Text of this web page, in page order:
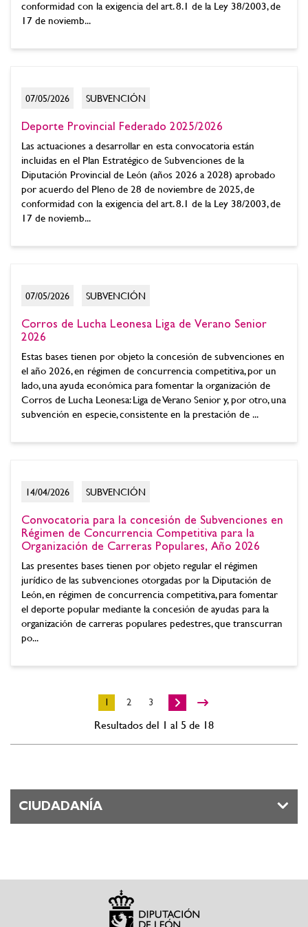
conformidad con la exigencia del art. 8.1 de la Ley 38/2003, de
17 de noviemb...
07/05/2026 SUBVENCIÓN
Deporte Provincial Federado 2025/2026
Las actuaciones a desarrollar en esta convocatoria están
incluidas en el Plan Estratégico de Subvenciones de la
Diputación Provincial de León (años 2026 a 2028) aprobado
por acuerdo del Pleno de 28 de noviembre de 2025, de
conformidad con la exigencia del art. 8.1 de la Ley 38/2003, de
17 de noviemb...
07/05/2026 SUBVENCIÓN
Corros de Lucha Leonesa Liga de Verano Senior
2026
Estas bases tienen por objeto la concesión de subvenciones en
el año 2026, en régimen de concurrencia competitiva, por un
lado, una ayuda económica para fomentar la organización de
Corros de Lucha Leonesa: Liga de Verano Senior y, por otro, una
subvención en especie, consistente en la prestación de ...
14/04/2026 SUBVENCIÓN
Convocatoria para la concesión de Subvenciones en
Régimen de Concurrencia Competitiva para la
Organización de Carreras Populares, Año 2026
Las presentes bases tienen por objeto regular el régimen
jurídico de las subvenciones otorgadas por la Diputación de
León, en régimen de concurrencia competitiva, para fomentar
el deporte popular mediante la concesión de ayudas para la
organización de carreras populares pedestres, que transcurran
po...
Resultados del 1 al 5 de 18
2 3
CIUDADANÍA